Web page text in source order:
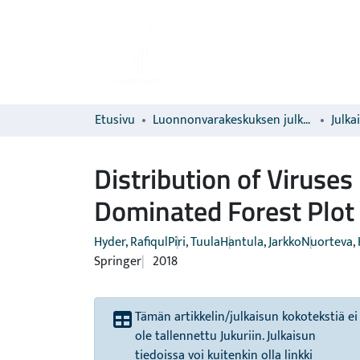
Etusivu Luonnonvarakeskuksen julkaisut
Distribution of
Dominated Forest
Hyder, RafiqulPiri, TuulaHantula, JarkkoNuorteva,
Springer 2018
Tämän artikkelin/julkaisun kokotekstiä ei
ole tallennettu Jukuriin. Julkaisun
tiedoissa voi kuitenkin olla linkki